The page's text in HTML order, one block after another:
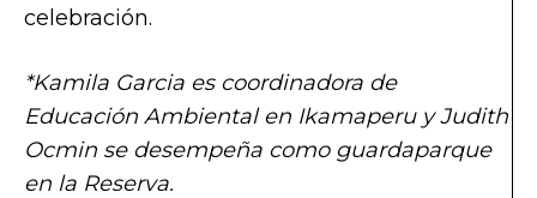
celebración.
*Kamila Garcia es coordinadora de
Educación Ambiental en Ikamaperu y Judith
Ocmin se desempeña como guardaparque
en la Reserva.